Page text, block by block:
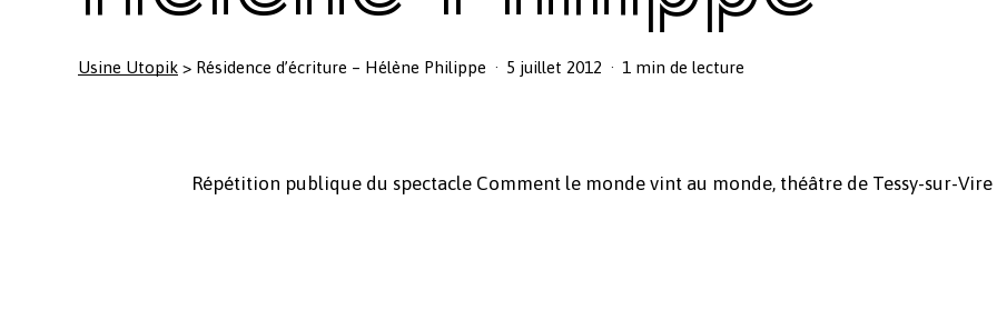
Usine Utopik > Résidence d’écriture – Hélène Philippe 5 juillet 2012 1 min de lecture
Répétition publique du spectacle Comment le monde vint au monde, théâtre de Tessy-sur-Vire